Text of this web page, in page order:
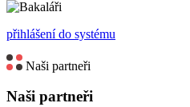
přihlášení do systému
Naši partneři
Naši partneři